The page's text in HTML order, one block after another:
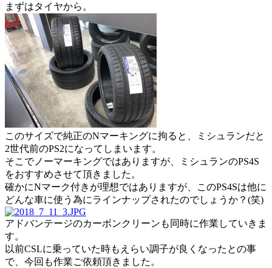
まずはタイヤから。
このサイズで純正のNマーキングに拘ると、ミシュランだと
2世代前のPS2になってしまいます。
そこでノーマーキングではありますが、ミシュランのPS4S
をおすすめさせて頂きました。
確かにNマーク付きが理想ではありますが、このPS4Sは他に
どんな車に使う為にラインナップされたのでしょうか？(笑)
アドバンテージのカーボンクリーンも同時に作業していきま
す。
以前CSLに乗っていた時もえらい調子が良くなったとの事
で、今回も作業ご依頼頂きました。